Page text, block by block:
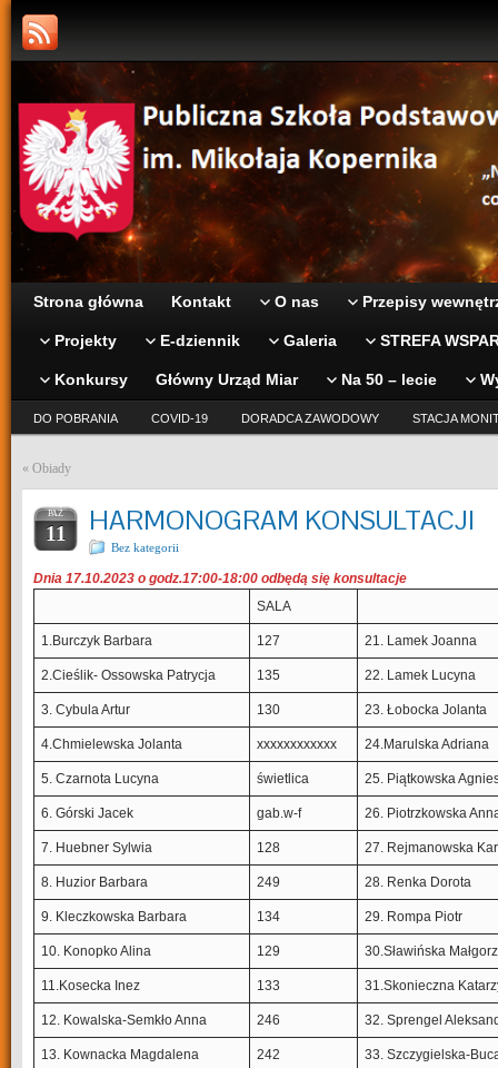
Strona główna Kontakt O nas Przepisy
Projekty E-dziennik Galeria STREFA
Konkursy Główny Urząd Miar Na 50 – lecie
DO POBRANIA COVID-19 DORADCA ZAWODOWY STACJA
« Obiady
PAŹ
11 HARMONOGRAM KONSULTACJI
Bez kategorii
Dnia 17.10.2023 o godz.17:00-18:00 odbędą się konsultacje
SALA
1.Burczyk Barbara 127 21. Lamek Joanna
2.Cieślik- Ossowska Patrycja 135 22. Lamek Lucyna
3. Cybula Artur 130 23. Łobocka Jolanta
4.Chmielewska Jolanta xxxxxxxxxxxx 24.Marulska Adriana
5. Czarnota Lucyna świetlica 25. Piątkowska
6. Górski Jacek gab.w-f 26. Piotrzkowska
7. Huebner Sylwia 128 27. Rejmanowska
8. Huzior Barbara 249 28. Renka Dorota
9. Kleczkowska Barbara 134 29. Rompa Piotr
10. Konopko Alina 129 30.Sławińska
11.Kosecka Inez 133 31.Skonieczna
12. Kowalska-Semkło Anna 246 32. Sprengel
13. Kownacka Magdalena 242 33. Szczygielska-